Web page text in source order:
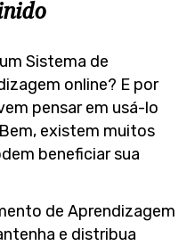
um Sistema de
online? E por
pensar em usá-lo
existem muitos
beneficiar sua
de Aprendizagem
e distribua